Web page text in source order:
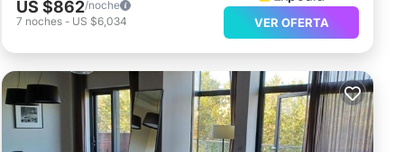
US $862/noche
7 noches - US $6,034 VER OFERTA